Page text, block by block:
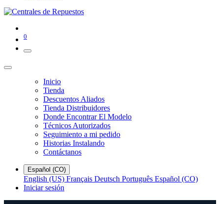
0
Inicio
Tienda
Descuentos Aliados
Tienda Distribuidores
Donde Encontrar El Modelo
Técnicos Autorizados
Seguimiento a mi pedido
Historias Instalando
Contáctanos
Español (CO)
English (US) Français Deutsch Português Español (CO)
Iniciar sesión